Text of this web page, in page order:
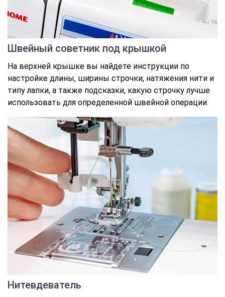
Швейный советник под крышкой
На верхней крышке вы найдете инструкции по
настройке длины, ширины строчки, натяжения нити и
типу лапки, а также подсказки, какую строчку лучше
использовать для определенной швейной операции.
Нитевдеватель